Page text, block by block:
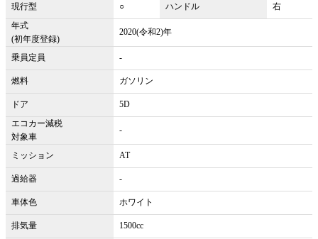
現行型 ○ ハンドル
右
年式
(初年度登録)
2020(令和2)年
乗員定員 -
燃料 ガソリン
ドア
5D
エコカー減税
対象車
-
ミッション AT
過給器 -
車体色 ホワイト
排気量 1500cc